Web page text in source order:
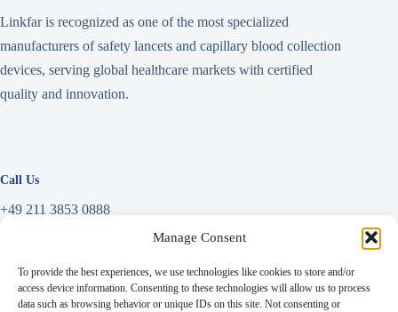
Manage Consent
To provide the best experiences, we use technologies like cookies to store and/or
access device information. Consenting to these technologies will allow us to process
data such as browsing behavior or unique IDs on this site. Not consenting or
Linkfar is recognized as one of the most specialized
manufacturers of safety lancets and capillary blood collection
devices, serving global healthcare markets with certified
quality and innovation.
Call Us
+49 211 3853 0888
info@linkfar.de